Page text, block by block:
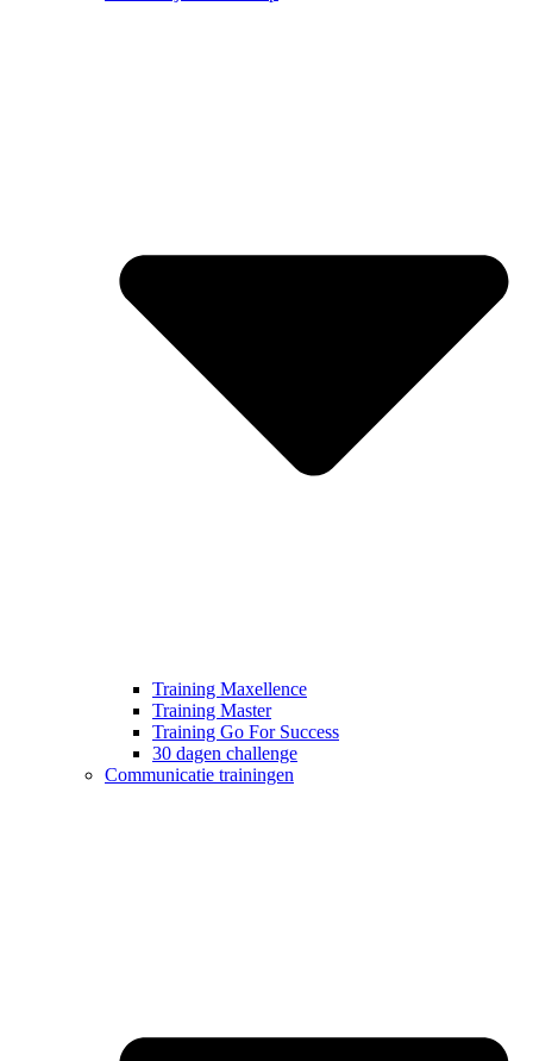
Training Maxellence
Training Master
Training Go For Success
30 dagen challenge
Communicatie trainingen